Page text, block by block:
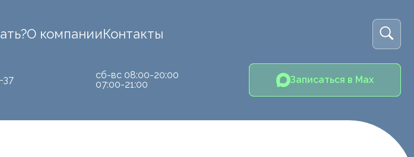
О компанииКонтакты
37
сб-вс 08:00-20:00
07:00-21:00
Записаться в Max